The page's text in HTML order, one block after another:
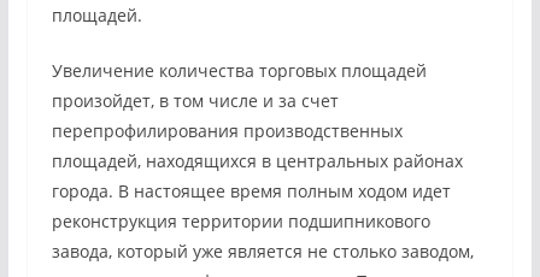
площадей.
Увеличение количества торговых площадей
произойдет, в том числе и за счет
перепрофилирования производственных
площадей, находящихся в центральных районах
города. В настоящее время полным ходом идет
реконструкция территории подшипникового
завода, который уже является не столько заводом,